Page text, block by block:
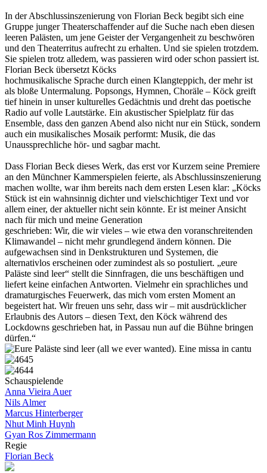
In der Abschlussinszenierung von Florian Beck begibt sich eine
Gruppe junger Theaterschaffender auf die Suche nach eben diesen
leeren Palästen, um jene Geister der Vergangenheit zu beschwören
und den Theaterritus aufrecht zu erhalten. Und sie spielen trotzdem.
Sie spielen trotz alledem, was passieren wird oder schon passiert ist.
Florian Beck übersetzt Köcks
hochmusikalische Sprache durch einen Klangteppich, der mehr ist
als bloße Untermalung. Popsongs, Hymnen, Choräle – Köck greift
tief hinein in unser kulturelles Gedächtnis und dreht das poetische
Radio auf volle Lautstärke. Ein akustischer Spielplatz für das
Ensemble, dass den ganzen Abend also nicht nur ein Stück, sondern
auch ein musikalisches Mosaik performt: Musik, die das
Unaussprechliche hör- und sagbar macht.
Dass Florian Beck dieses Werk, das erst vor Kurzem seine Premiere
an den Münchner Kammerspielen feierte, als Abschlussinszenierung
machen wollte, war ihm bereits nach dem ersten Lesen klar: „Köcks
Stück ist ein wahnsinnig dichter und vielschichtiger Text und vor
allem einer, der aktueller nicht sein könnte. Er ist meiner Ansicht
nach für mich und meine Generation
geschrieben: Wir, die wir vieles – wie etwa den voranschreitenden
Klimawandel – nicht mehr grundlegend ändern können. Die
aufgewachsen sind in Denkstrukturen und Systemen, die
alternativlos erscheinen oder zumindest als so postuliert. „eure
Paläste sind leer“ stellt die Sinnfragen, die uns beschäftigen und
liefert keine einfachen Antworten. Vielmehr ein sprachliches und
dramaturgisches Feuerwerk, das mich vom ersten Moment an
begeistert hat. Wir freuen uns sehr, dass wir – mit ausdrücklicher
Erlaubnis des Autors – diesen Text, den Köck während des
Lockdowns geschrieben hat, in Passau nun auf die Bühne bringen
dürfen.“
Schauspielende
Anna Vieira Auer
Nils Almer
Marcus Hinterberger
Nhut Minh Huynh
Gyan Ros Zimmermann
Regie
Florian Beck